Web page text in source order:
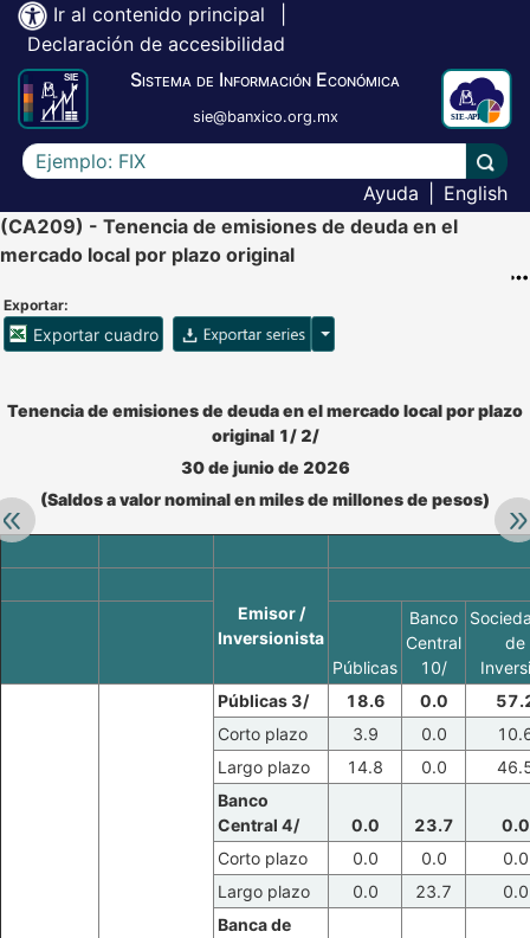
Ir al contenido principal
Declaración de accesibilidad
Sistema de Información Económica
sie@banxico.org.mx
Escriba el texto a buscar
Ayuda
English
(CA209) - Tenencia de emisiones de deuda en el
mercado local por plazo original
Exportar:
Exportar cuadro Opciones para exportar
Retroceder:
Accesibilidad de Cuadros Analíticos, al exportar el cuadro
Tenencia de emisiones de deuda en el mercado local por plazo
original 1/ 2/
30 de junio de 2026
(Saldos a valor nominal en miles de millones de pesos)
Emisor /
Inversionista
Públicas
Banco
Central
10/
de
Públicas 3/ 18.6 0.0
Corto plazo
3.9 0.0
Largo plazo
14.8 0.0
Banco
Central 4/
0.0 23.7
0.0
Corto plazo
0.0 0.0
0.0
Largo plazo
0.0 23.7
0.0
Banca de